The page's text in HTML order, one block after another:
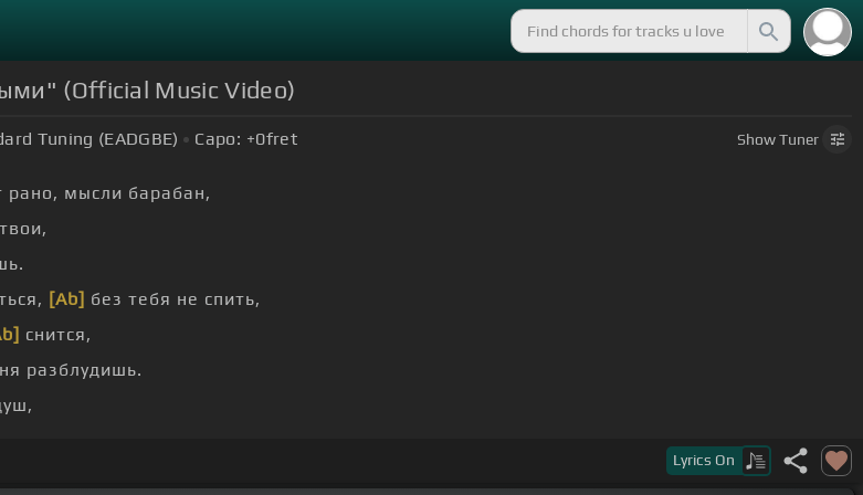
(Official Music Video)
Tuning (EADGBE) Capo: +0fret ShowTuner
рано, мысли барабан,
[Ab] без тебя не спить,
снится,
разблудишь.
Lyrics On